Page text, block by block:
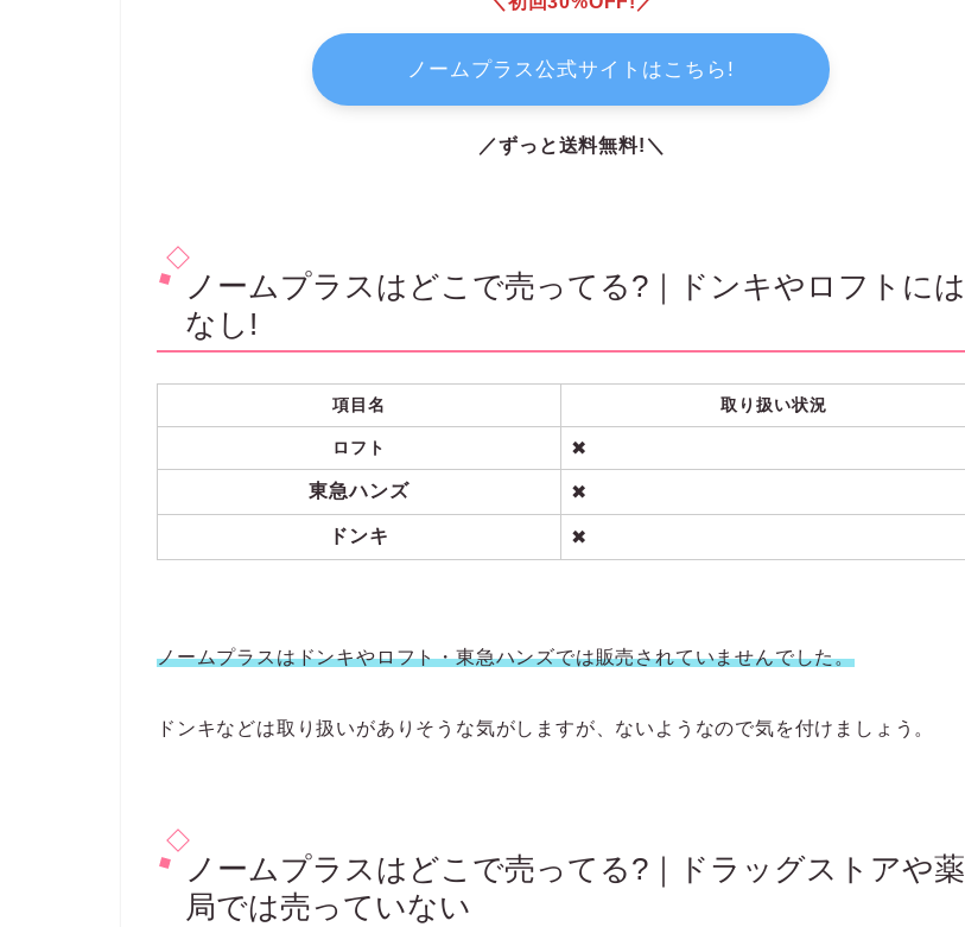
ノームプラス公式サイトはこちら!
／ずっと送料無料!＼
ノームプラスはどこで売ってる?｜ドンキやロフトには
なし!
項目名 取り扱い状況
ロフト ✖
東急ハンズ ✖
ドンキ ✖
ノームプラスはドンキやロフト・東急ハンズでは販売されていませんでした。
ドンキなどは取り扱いがありそうな気がしますが、ないようなので気を付けましょう。
ノームプラスはどこで売ってる?｜ドラッグストアや薬
局では売っていない